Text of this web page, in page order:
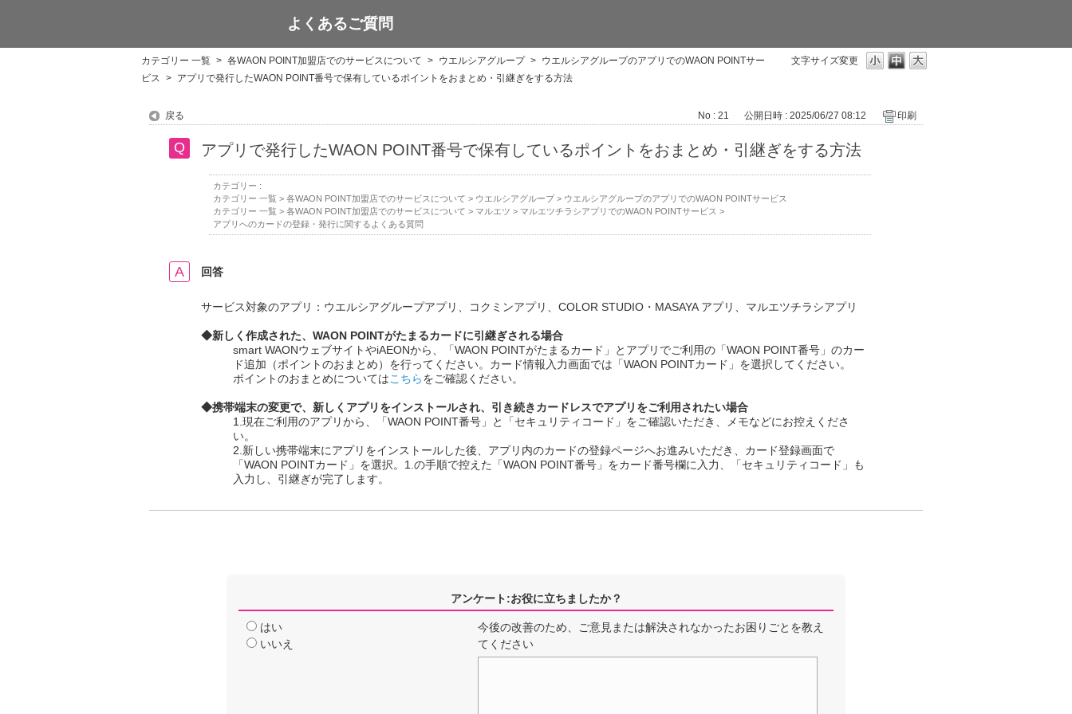
WAON POINT
よくあるご質問
文字サイズ変更
カテゴリー 一覧 > 各WAON POINT加盟店でのサービスについて > ウエルシアグループ > ウエルシアグループのアプリでのWAON POINTサー
ビス > アプリで発行したWAON POINT番号で保有しているポイントをおまとめ・引継ぎをする方法
戻る No : 21 公開日時 : 2025/06/27 08:12 印刷
アプリで発行したWAON POINT番号で保有しているポイントをおまとめ・引継ぎをする方法
カテゴリー :
カテゴリー 一覧 > 各WAON POINT加盟店でのサービスについて > ウエルシアグループ> ウエルシアグループのアプリでのWAON POINTサービス
カテゴリー 一覧 > 各WAON POINT加盟店でのサービスについて > マルエツ > マルエツチラシアプリでのWAON POINTサービス >
アプリへのカードの登録・発行に関するよくある質問
回答
サービス対象のアプリ：ウエルシアグループアプリ、コクミンアプリ、COLOR STUDIO・MASAYA アプリ、マルエツチラシアプリ
◆新しく作成された、WAON POINTがたまるカードに引継ぎされる場合
smart WAONウェブサイトやiAEONから、「WAON POINTがたまるカード」とアプリでご利用の「WAON POINT番号」のカー
ド追加（ポイントのおまとめ）を行ってください。カード情報入力画面では「WAON POINTカード」を選択してください。
ポイントのおまとめについてはこちらをご確認ください。
◆携帯端末の変更で、新しくアプリをインストールされ、引き続きカードレスでアプリをご利用されたい場合
1.現在ご利用のアプリから、「WAON POINT番号」と「セキュリティコード」をご確認いただき、メモなどにお控えくださ
い。
2.新しい携帯端末にアプリをインストールした後、アプリ内のカードの登録ページへお進みいただき、カード登録画面で
「WAON POINTカード」を選択。1.の手順で控えた「WAON POINT番号」をカード番号欄に入力、「セキュリティコード」も
入力し、引継ぎが完了します。
アンケート:お役に立ちましたか？
はい
いいえ
今後の改善のため、ご意見または解決されなかったお困りごとを教え
てください